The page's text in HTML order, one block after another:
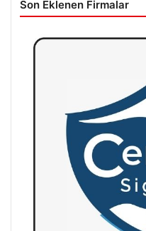
Son Eklenen Firmalar